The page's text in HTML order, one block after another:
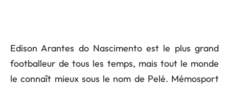
Edison Arantes do Nascimento est le plus grand
footballeur de tous les temps, mais tout le monde
le connaît mieux sous le nom de Pelé. Mémosport